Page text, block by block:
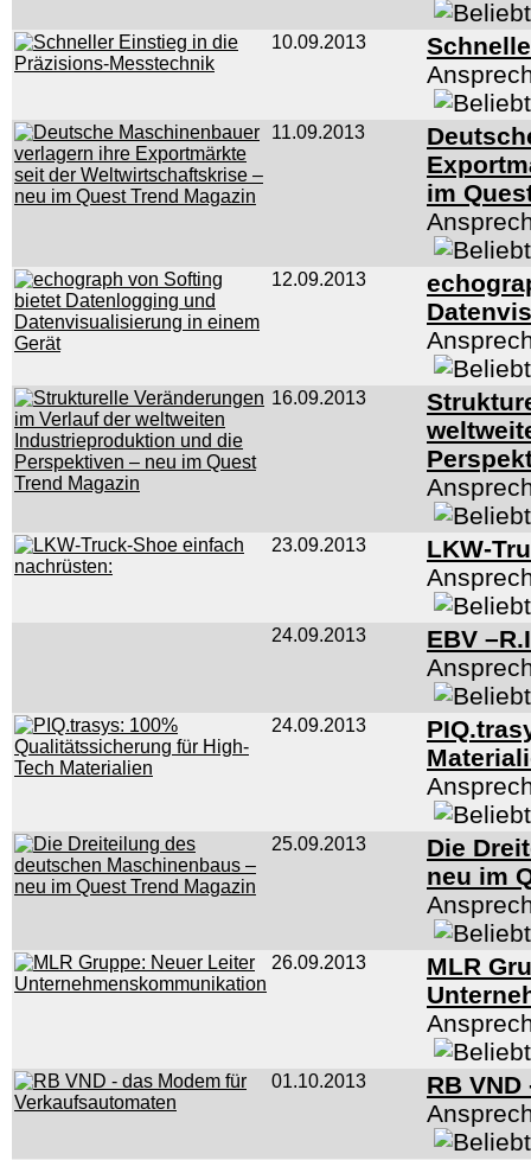
10.09.2013
11.09.2013
im
12.09.2013
16.09.2013
23.09.2013
LKW-
24.09.2013
EBV
24.09.2013
25.09.2013
Die
neu im
26.09.2013
MLR
01.10.2013
RB